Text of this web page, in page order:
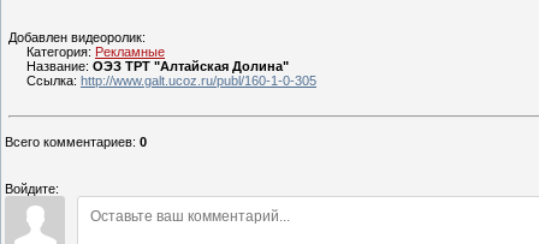
Добавлен видеоролик:
Категория: Рекламные
Название: ОЭЗ ТРТ "Алтайская Долина"
Ссылка: http://www.galt.ucoz.ru/publ/160-1-0-305
Всего комментариев: 0
Войдите: